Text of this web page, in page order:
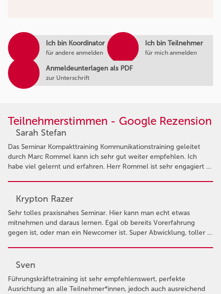
Ich bin Koordinator
für andere anmelden
Ich bin Teilnehmer
für mich anmelden
Anmeldeunterlagen als PDF
zur Unterschrift
Teilnehmerstimmen - Google Rezension
Sarah Stefan
Das Seminar Kompakttraining Kommunikationstraining geleitet
durch Marc Rommel kann ich sehr gut weiter empfehlen. Ich
habe viel gelernt und erfahren. Herr Rommel ist sehr engagiert …
Krypton Razer
Sehr tolles praxisnahes Seminar. Hier kann man echt etwas
mitnehmen und daraus lernen. Egal ob bereits Vorerfahrung
gegen ist, oder man ein Newcomer ist. Super Abwicklung, toller …
Sven
Führungskräftetraining ist sehr empfehlenswert, perfekte
Ausrichtung an alle Teilnehmer*innen, jedoch auch ausreichend